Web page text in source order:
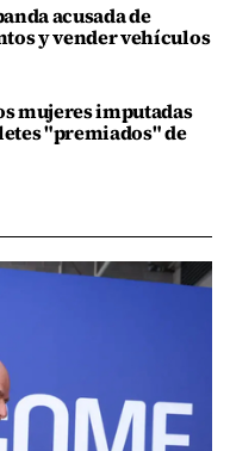
acusada de
y vender vehículos
mujeres imputadas
"premiados" de